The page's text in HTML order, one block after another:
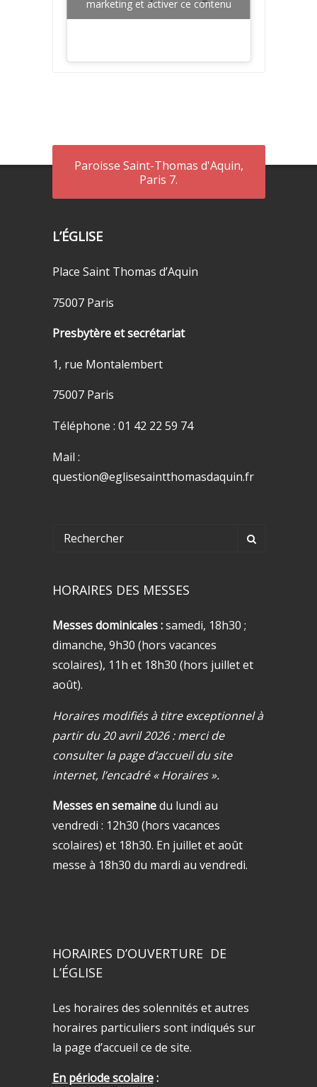
marketing et activer ce contenu
Paroisse Saint-Thomas d'Aquin,
Paris 7.
L’ÉGLISE
Place Saint Thomas d’Aquin
75007 Paris
Presbytère et secrétariat
1, rue Montalembert
75007 Paris
Téléphone : 01 42 22 59 74
Mail :
question@eglisesaintthomasdaquin.fr
HORAIRES DES MESSES
Messes dominicales :samedi, 18h30 ;
dimanche, 9h30 (hors vacances
scolaires), 11h et 18h30 (hors juillet et
août).
Horaires modifiés à titre exceptionnel à
partir du 20 avril 2026 : merci de
consulter la page d’accueil du site
internet, l’encadré « Horaires ».
Messes en semainedu lundi au
vendredi : 12h30 (hors vacances
scolaires) et 18h30. En juillet et août
messe à 18h30 du mardi au vendredi.
HORAIRES D’OUVERTURE DE
L’ÉGLISE
Les horaires des solennités et autres
horaires particuliers sont indiqués sur
la page d’accueil ce de site.
En période scolaire: